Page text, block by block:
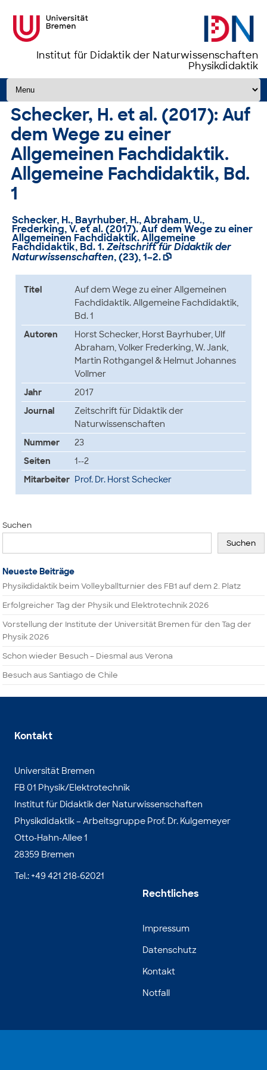
Institut für Didaktik der Naturwissenschaften
Physikdidaktik
Zum Inhalt springen
Schecker, H. et al. (2017): Auf
dem Wege zu einer
Allgemeinen Fachdidaktik.
Allgemeine Fachdidaktik, Bd.
1
Schecker, H., Bayrhuber, H., Abraham, U.,
Frederking, V. et al. (2017). Auf dem Wege zu einer
Allgemeinen Fachdidaktik. Allgemeine
Fachdidaktik, Bd. 1.Zeitschrift für Didaktik der
Naturwissenschaften, (23), 1–2. 
Titel
Auf dem Wege zu einer Allgemeinen
Fachdidaktik. Allgemeine Fachdidaktik,
Bd. 1
Autoren
Horst Schecker, Horst Bayrhuber, Ulf
Abraham, Volker Frederking, W. Jank,
Martin Rothgangel & Helmut Johannes
Vollmer
Jahr
2017
Journal
Zeitschrift für Didaktik der
Naturwissenschaften
Nummer
23
Seiten
1--2
Mitarbeiter Prof. Dr. Horst Schecker
Suchen
Suchen
Neueste Beiträge
Physikdidaktik beim Volleyballturnier des FB1 auf dem 2. Platz
Erfolgreicher Tag der Physik und Elektrotechnik 2026
Vorstellung der Institute der Universität Bremen für den Tag der
Physik 2026
Schon wieder Besuch – Diesmal aus Verona
Besuch aus Santiago de Chile
Kontakt
Universität Bremen
FB 01 Physik/Elektrotechnik
Institut für Didaktik der Naturwissenschaften
Physikdidaktik – Arbeitsgruppe Prof. Dr. Kulgemeyer
Otto-Hahn-Allee 1
28359 Bremen
Tel.: +49 421 218-62021
Rechtliches
Impressum
Datenschutz
Kontakt
Notfall